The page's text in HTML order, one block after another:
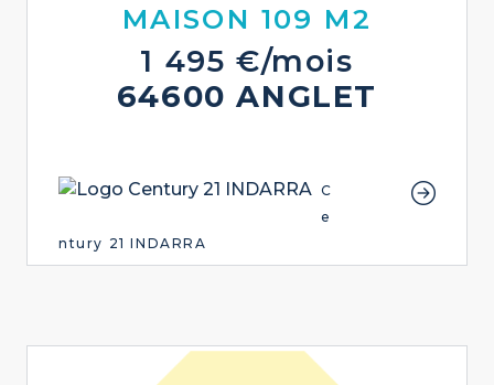
MAISON 109 M2
1 495 €/mois
64600 ANGLET
C
e
ntury 21 INDARRA